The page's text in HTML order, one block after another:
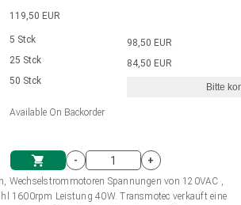
Serie
und internem
290Ncm
Motor Controller
mit
und Bürsten
| ≤ 41Nm
mit
4 Elektrozylinder
4 Elektrozylinder
119,50 EUR
5 Stck
25 Stck
50 Stck
Available On Backorder
98,50 EUR
84,50 EUR
Bitte
-
+
Wechselstrommotoren Spannungen von 120VAC ,
1600rpm Leistung 40W. Transmotec verkauft eine